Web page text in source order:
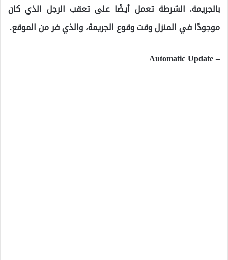
بالجريمة. الشرطة تعمل أيضًا على تعقب الرجل الذي كان
موجودًا في المنزل وقت وقوع الجريمة، والذي فر من الموقع.
– Automatic Update